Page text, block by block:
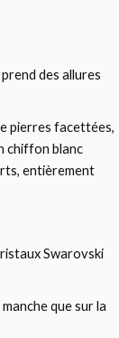
des allures
pierres facettées,
chiffon blanc
entièrement
Swarovski
que sur la